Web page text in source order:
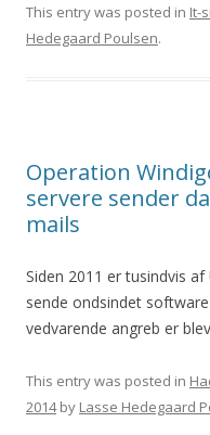
This entry was posted in It-
Hedegaard Poulsen.
Operation
servere sender
mails
Siden 2011 er tusindvis
sende ondsindet
vedvarende angreb er
This entry was posted in
2014by Lasse Hedegaard